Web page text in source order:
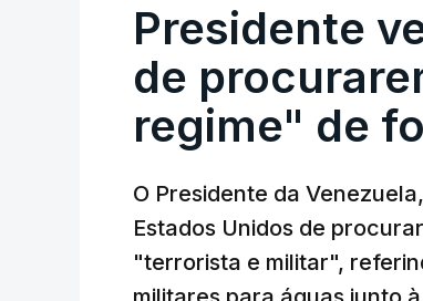
Presidente
de
regime" de
O Presidente da
Estados Unidos de
"terrorista e militar",